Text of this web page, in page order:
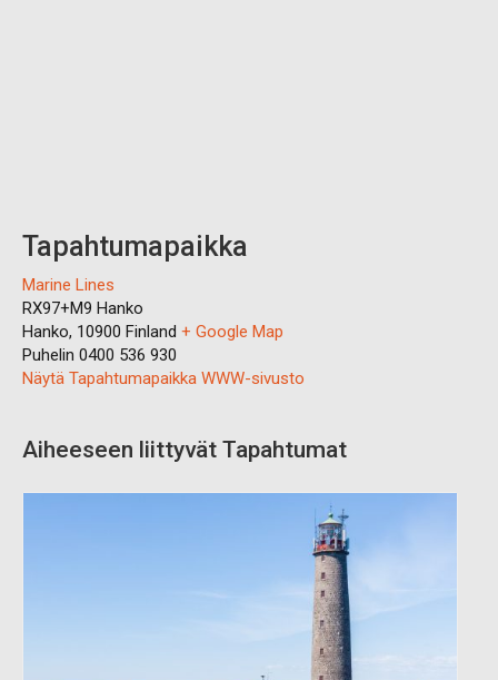
Tapahtumapaikka
Marine Lines
RX97+M9 Hanko
Hanko, 10900 Finland + Google Map
Puhelin 0400 536 930
Näytä Tapahtumapaikka WWW-sivusto
Aiheeseen liittyvät Tapahtumat